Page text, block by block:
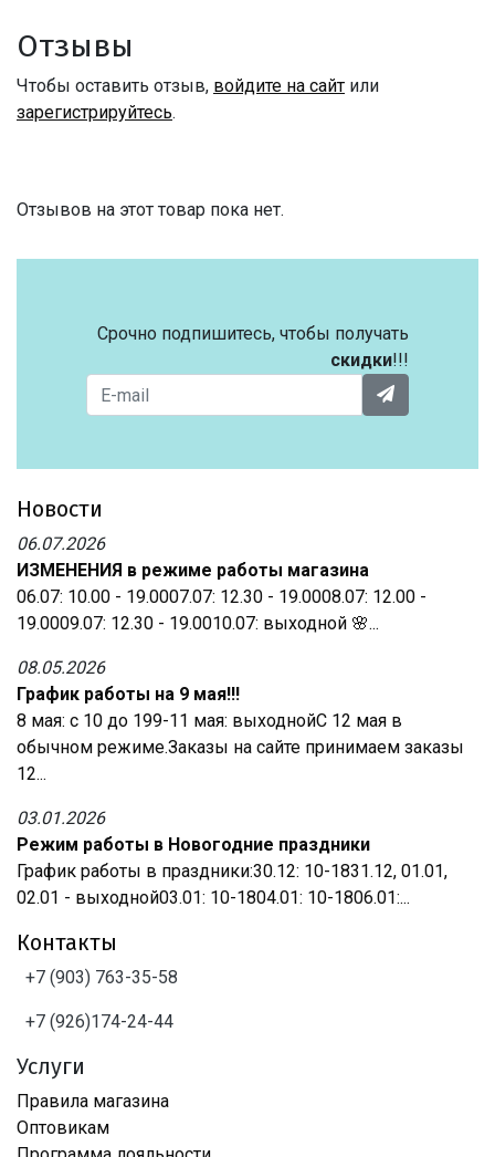
Отзывы
Чтобы оставить отзыв, войдите на сайт или
зарегистрируйтесь.
Отзывов на этот товар пока нет.
Срочно подпишитесь, чтобы получать
скидки!!!
Новости
06.07.2026
ИЗМЕНЕНИЯ в режиме работы магазина
06.07: 10.00 - 19.0007.07: 12.30 - 19.0008.07: 12.00 -
19.0009.07: 12.30 - 19.0010.07: выходной 🌸...
08.05.2026
График работы на 9 мая!!!
8 мая: с 10 до 199-11 мая: выходнойС 12 мая в
обычном режиме.Заказы на сайте принимаем заказы
12...
03.01.2026
Режим работы в Новогодние праздники
График работы в праздники:30.12: 10-1831.12, 01.01,
02.01 - выходной03.01: 10-1804.01: 10-1806.01:...
Контакты
+7 (903) 763-35-58
+7 (926)174-24-44
Услуги
Правила магазина
Оптовикам